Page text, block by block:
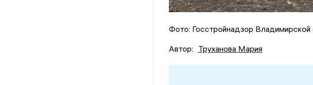
Фото: Госстройнадзор Владимирской
Автор: Труханова Мария